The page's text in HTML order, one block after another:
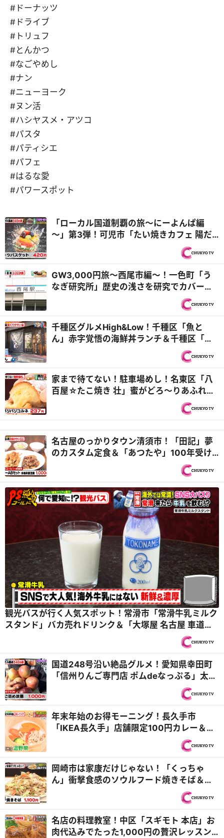
#ドーナッツ
#ドライブ
#トリュフ
#とんかつ
#なごやめし
#ナン
#ニューヨーク
#ヌン活
#ハシヤスメ・アツコ
#パスタ
#パティシエ
#パフェ
#はるな愛
#パワースポット
「ローカル国道制覇の旅～にーよんぱ編
～」第3弾！可児市「たい焼きカフェ 陽だ
まり」バリエーション豊富なアレンジたい
焼き！＆岐阜市「金生堂」お値打ちなスイ
ーツに目移りしまくり！？『PS純金（ゴー
ルド）』
GW3,000円旅～西尾市編～！一色町「う
なぎ研究所」歴史の浅さを研究でカバー！
＆矢曽根町「とんかつ処 たけ家 とんとん」
有名精肉店が西尾の新名物を開発！？『PS
純金（ゴールド）』
千種区グルメHigh&Low！千種区「魚と
ん」赤字覚悟の海鮮丼ランチ＆千種区「中
華食堂はまゆう 茶屋ヶ坂店」カリトロ食感
のステーキ風酢豚がお値打ち価格で⁉『PS
純金（ゴールド）』
家まで待てない！駐車場めし！名東区「八
百屋☆たこ焼き 壮」蜜がどろ～りあふれる
焼き芋＆岐阜県可児市「マエジマ製パン」
ザクザク食感のコルネ『PS純金（ゴール
名古屋のっかりタウン清須市！「田記」夢
のカスタム定食＆「あつたや」100年受け
継ぐ味噌ダレでなごやめし『PS純金（ゴー
観光バスが行く人気スポット！常滑市「常滑牛乳ミルク
スタンド」バカ売れドリンク＆「大塚屋 名古屋 車道本
店」高級布鑑賞と激安はぎれ大会『PS純金（ゴール
国道248号沿い絶品グルメ！愛知県幸田町
「信州りんご専門店 ポムdeなっぷる」太っ
腹すぎる詰め放題！＆岡崎市「パティスリ
ー アルピーノ」生クリームもりもりバナナ
ボート『PS純金（ゴールド）』
年末年始のお得モーニング！長久手市
「IKEA長久手」店舗限定100円カレー＆千
種区「ピーグリーンベーカリー 名古屋本山
店」丸ごと食パンのせいろ蒸し『PS純金
（ゴールド）』
岡崎市は家康だけじゃない！「くっちゃ
ん」衝撃食感のソウルフード焼きそば＆
「バプール」シャカシャカもちもちドーナ
名店の料理教室！中区「スギモト 本店」お
肉代込みでたった1,000円の贅沢レッスン